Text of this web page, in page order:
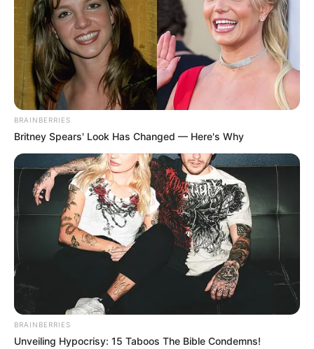
PRIX JEAN VICTOR 03-06-2023
Quinté Programme et Pronostic PMU du 3
Juin 2023 – PRIX JEAN VICTOR
AUTEUIL – 15h30 – Steeple – 3700m – 12 Partants – Corde à
gauche.
BRAINBERRIES
Britney Spears' Look Has Changed — Here's Why
BRAINBERRIES
Unveiling Hypocrisy: 15 Taboos The Bible Condemns!